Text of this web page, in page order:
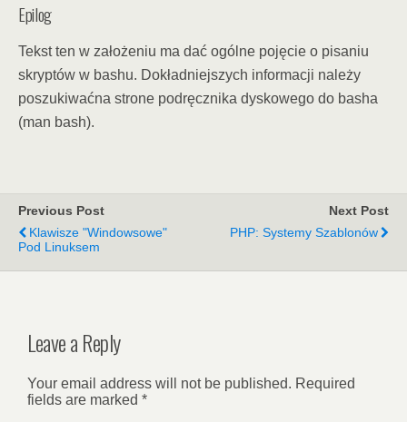
Epilog
Tekst ten w założeniu ma dać ogólne pojęcie o pisaniu
skryptów w bashu. Dokładniejszych informacji należy
poszukiwaćna strone podręcznika dyskowego do basha
(man bash).
Previous Post
Klawisze "windowsowe"
Pod Linuksem
Next Post
PHP: Systemy Szablonów
Leave a Reply
Your email address will not be published. Required
fields are marked *